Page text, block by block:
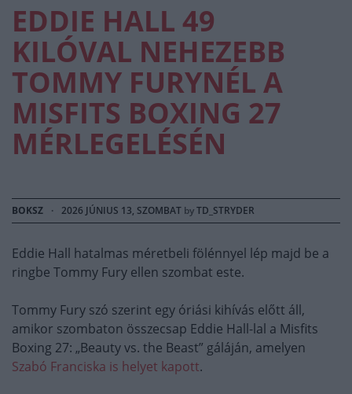
EDDIE HALL 49
KILÓVAL NEHEZEBB
TOMMY FURYNÉL A
MISFITS BOXING 27
MÉRLEGELÉSÉN
BOKSZ · 2026 JÚNIUS 13, SZOMBAT byTD_STRYDER
Eddie Hall hatalmas méretbeli fölénnyel lép majd be a
ringbe Tommy Fury ellen szombat este.
Tommy Fury szó szerint egy óriási kihívás előtt áll,
amikor szombaton összecsap Eddie Hall-lal a Misfits
Boxing 27: „Beauty vs. the Beast” gáláján, amelyen
Szabó Franciska is helyet kapott.